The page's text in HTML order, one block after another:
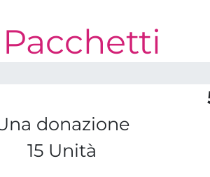
Pacchetti
donazione
15 Unità